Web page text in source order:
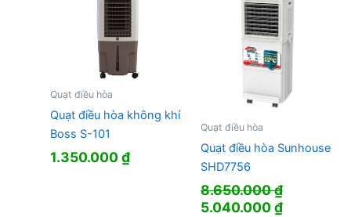
Quạt điều hòa
Quạt điều hòa không khí
Boss S-101
1.350.000₫
Quạt điều hòa
Quạt điều hòa Sunhouse
SHD7756
8.650.000₫
Giá
5.040.000₫Giá